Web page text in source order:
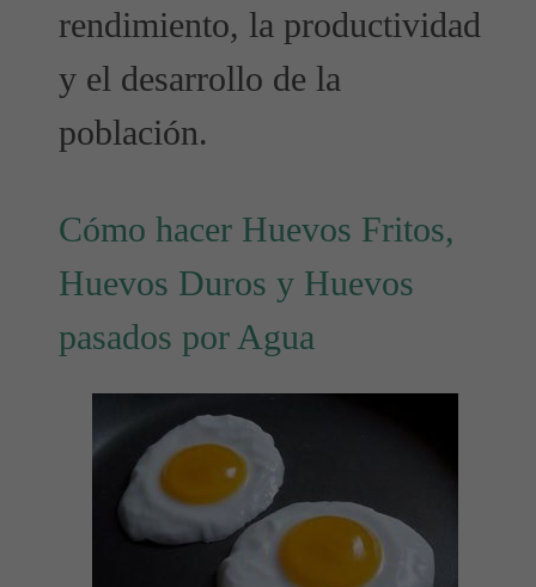
rendimiento, la productividad
y el desarrollo de la
población.
Cómo hacer Huevos Fritos,
Huevos Duros y Huevos
pasados por Agua